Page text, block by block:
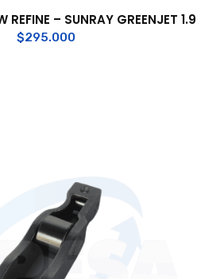
REFINE – SUNRAY GREENJET 1.9
$295.000